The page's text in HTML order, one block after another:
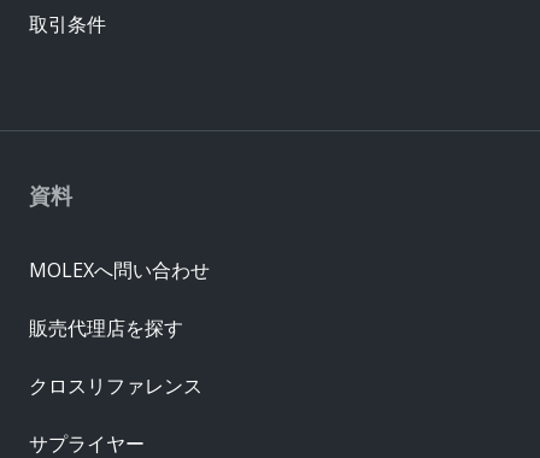
資料
MOLEXへ問い合わせ
販売代理店を探す
クロスリファレンス
サプライヤー
取引条件